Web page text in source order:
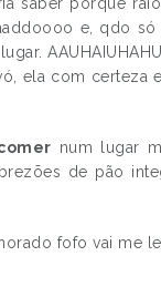
e, qdo
ela com certeza
num lugar
de pão
fofo vai me